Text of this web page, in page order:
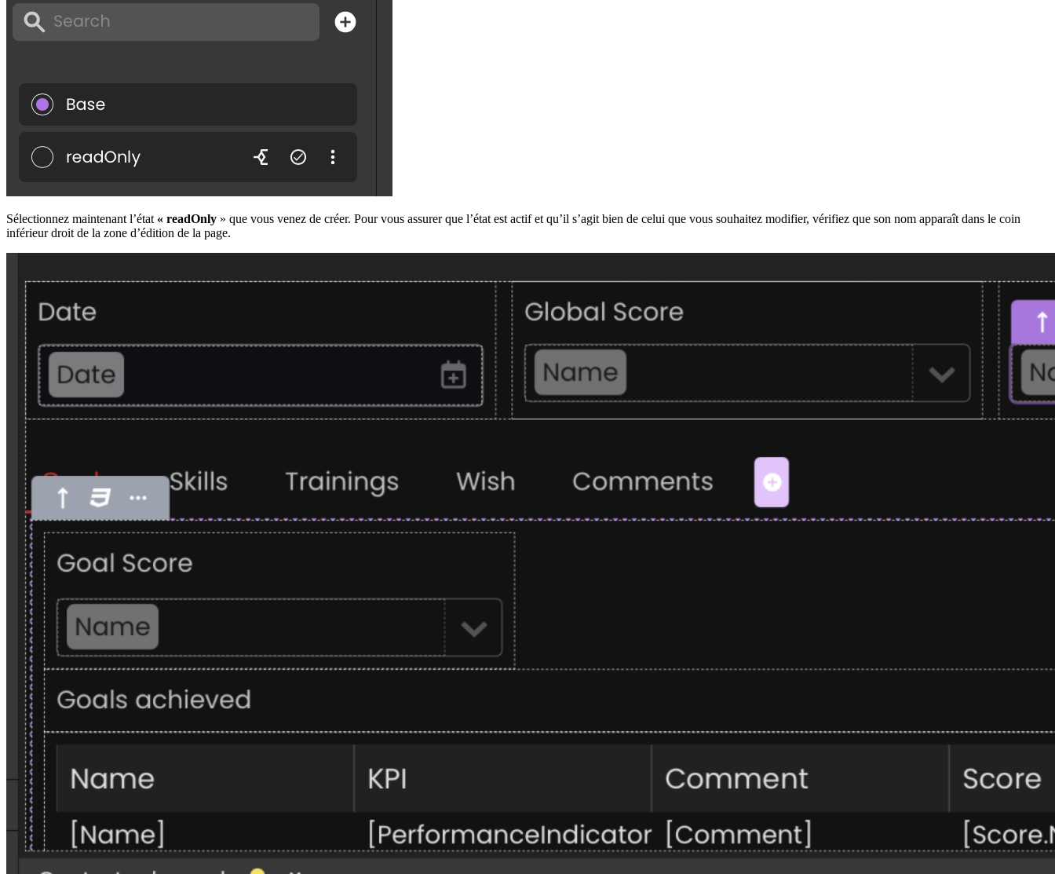
Sélectionnez maintenant l’état « readOnly » que vous venez de créer. Pour vous assurer que l’état est actif et qu’il s’agit bien de celui que vous souhaitez modifier, vérifiez que son nom apparaît dans le coin
inférieur droit de la zone d’édition de la page.